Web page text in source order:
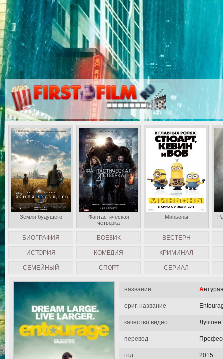
название
ориг. название
качество видео Лучшее
перевод
год 2015
БИОГРАФИЯ БОЕВИК ВЕСТЕРН
ИСТОРИЯ КОМЕДИЯ КРИМИНАЛ
СЕМЕЙНЫЙ СПОРТ СЕРИАЛ
Земля будущего
Фантастическая
четверка
Миньоны